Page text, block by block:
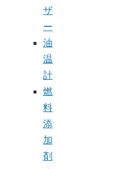
ザ
ー
油
温
計
燃
料
添
加
剤